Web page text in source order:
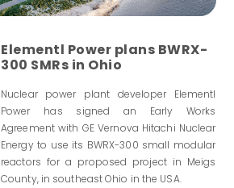
Elementl Power plans BWRX-
300 SMRs in Ohio
Nuclear power plant developer Elementl
Power has signed an Early Works
Agreement with GE Vernova Hitachi Nuclear
Energy to use its BWRX-300 small modular
reactors for a proposed project in Meigs
County, in southeast Ohio in the USA.